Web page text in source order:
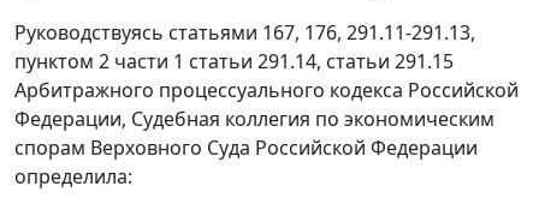
Руководствуясь статьями 167, 176, 291.11-291.13,
пунктом 2 части 1 статьи 291.14, статьи 291.15
Арбитражного процессуального кодекса Российской
Федерации, Судебная коллегия по экономическим
спорам Верховного Суда Российской Федерации
определила: